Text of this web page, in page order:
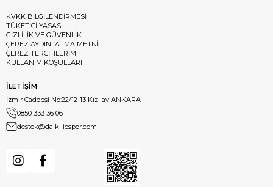
KVKK BİLGİLENDİRMESİ
TÜKETİCİ YASASI
GİZLİLİK VE GÜVENLİK
ÇEREZ AYDINLATMA METNİ
ÇEREZ TERCİHLERİM
KULLANIM KOŞULLARI
İLETİŞİM
İzmir Caddesi No:22/12-13 Kızılay ANKARA
0850 333 36 06
destek@dalkilicspor.com